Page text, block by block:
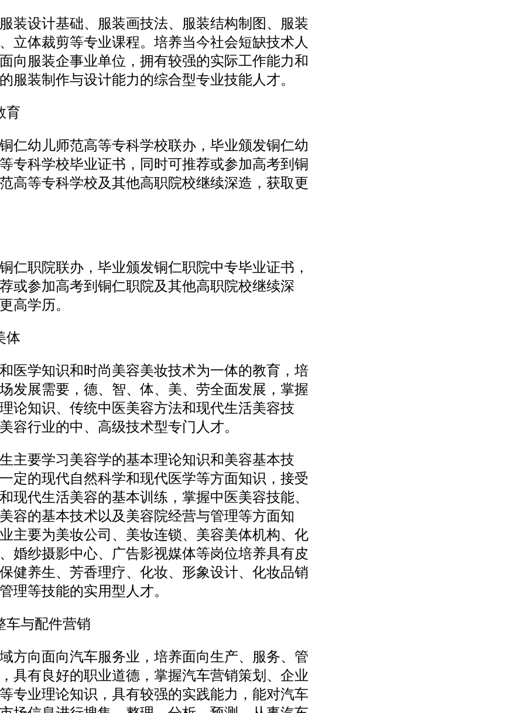
装设计基础、服装画技法、服装结构制图、服装
立体裁剪等专业课程。培养当今社会短缺技术人
向服装企事业单位，拥有较强的实际工作能力和
服装制作与设计能力的综合型专业技能人才。
育
仁幼儿师范高等专科学校联办，毕业颁发铜仁幼
专科学校毕业证书，同时可推荐或参加高考到铜
高等专科学校及其他高职院校继续深造，获取更
仁职院联办，毕业颁发铜仁职院中专毕业证书，
或参加高考到铜仁职院及其他高职院校继续深
高学历。
体
医学知识和时尚美容美妆技术为一体的教育，培
发展需要，德、智、体、美、劳全面发展，掌握
论知识、传统中医美容方法和现代生活美容技
容行业的中、高级技术型专门人才。
主要学习美容学的基本理论知识和美容基本技
定的现代自然科学和现代医学等方面知识，接受
现代生活美容的基本训练，掌握中医美容技能、
容的基本技术以及美容院经营与管理等方面知
主要为美妆公司、美妆连锁、美容美体机构、化
婚纱摄影中心、广告影视媒体等岗位培养具有皮
健养生、芳香理疗、化妆、形象设计、化妆品销
理等技能的实用型人才。
车与配件营销
方向面向汽车服务业，培养面向生产、服务、管
具有良好的职业道德，掌握汽车营销策划、企业
专业理论知识，具有较强的实践能力，能对汽车